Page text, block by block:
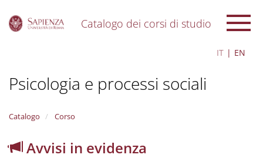
Catalogo dei corsi di studio
IT EN
Psicologia e processi sociali
Catalogo Corso
Avvisi in evidenza